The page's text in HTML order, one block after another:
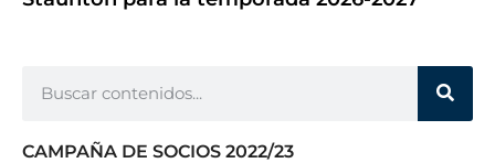
CAMPAÑA DE SOCIOS 2022/23